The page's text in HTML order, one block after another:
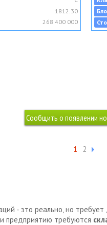
1812.30
268 400 000
1 2
- это реально, но
предприятию требуются